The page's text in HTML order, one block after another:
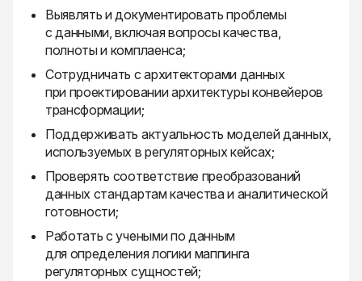
Выявлять и документировать проблемы
с данными, включая вопросы качества,
полноты и комплаенса;
Сотрудничать с архитекторами данных
при проектировании архитектуры конвейеров
трансформации;
Поддерживать актуальность моделей данных,
используемых в регуляторных кейсах;
Проверять соответствие преобразований
данных стандартам качества и аналитической
готовности;
Работать с учеными по данным
для определения логики маппинга
регуляторных сущностей;